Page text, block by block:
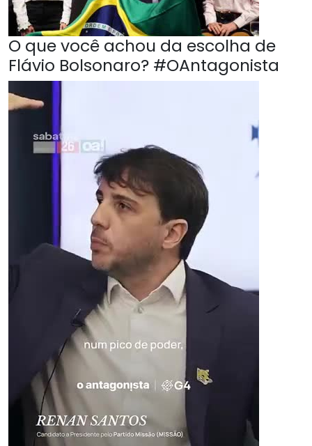
O que você achou da escolha de
Flávio Bolsonaro? #OAntagonista